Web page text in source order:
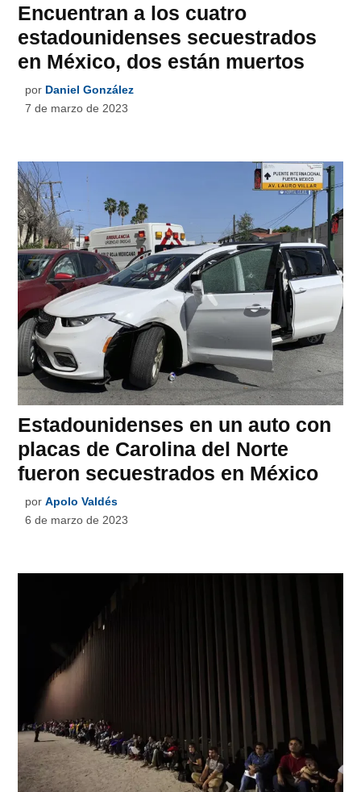
Encuentran a los cuatro
estadounidenses secuestrados
en México, dos están muertos
por Daniel González
7 de marzo de 2023
Estadounidenses en un auto con
placas de Carolina del Norte
fueron secuestrados en México
por Apolo Valdés
6 de marzo de 2023